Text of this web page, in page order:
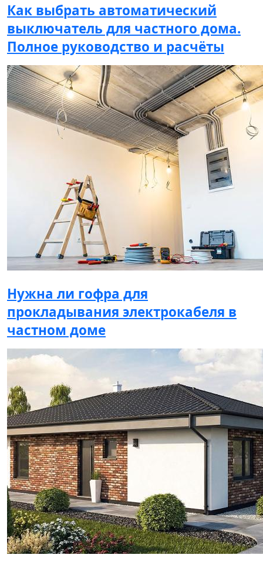
Как выбрать автоматический
выключатель для частного дома.
Полное руководство и расчёты
Нужна ли гофра для
прокладывания электрокабеля в
частном доме